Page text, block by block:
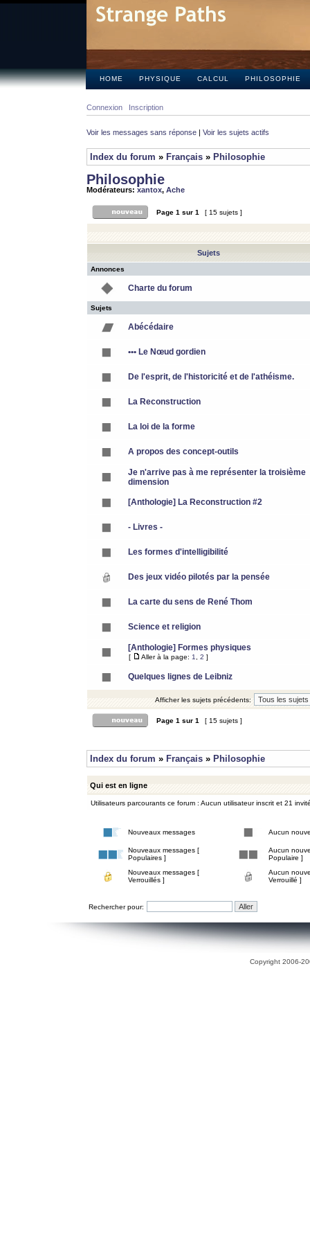
HOME PHYSIQUE CALCUL PHILOSOPHIE
Connexion Inscription
Voir les messages sans réponse | Voir les sujets actifs
Index du forum » Français » Philosophie
Philosophie
Modérateurs: xantox, Ache
Page 1 sur 1 [ 15 sujets ]
Sujets
Annonces
Charte du forum
Sujets
Abécédaire
••• Le Nœud gordien
De l'esprit, de l'historicité et de l'athéisme.
La Reconstruction
La loi de la forme
A propos des concept-outils
Je n'arrive pas à me représenter la troisième
dimension
[Anthologie] La Reconstruction #2
- Livres -
Les formes d'intelligibilité
Des jeux vidéo pilotés par la pensée
La carte du sens de René Thom
Science et religion
[Anthologie] Formes physiques
[ Aller à la page: 1 2 ]
Quelques lignes de Leibniz
Afficher les sujets précédents:
Page 1 sur 1 [ 15 sujets ]
Index du forum » Français » Philosophie
Qui est en ligne
Utilisateurs parcourants ce forum : Aucun utilisateur inscrit et 21
Nouveaux messages Aucun
Nouveaux messages [
Populaires ]
Aucun
Populaire ]
Nouveaux messages [
Verrouillés ]
Aucun
Verrouillé ]
Rechercher pour:
Copyright 2006-